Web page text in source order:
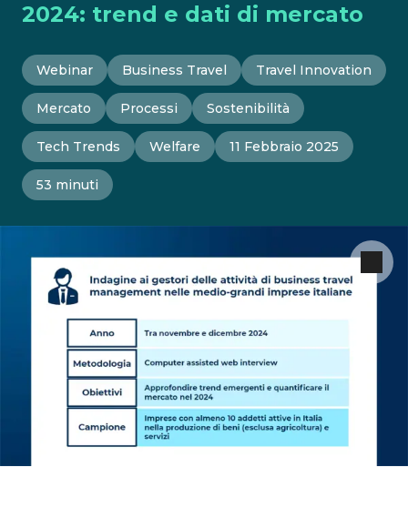
2024: trend e dati di mercato
Webinar Business Travel Travel Innovation
Mercato Processi Sostenibilità
Tech Trends Welfare 11 Febbraio 2025
53 minuti